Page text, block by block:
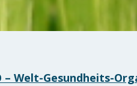
– Welt-Gesundheits-